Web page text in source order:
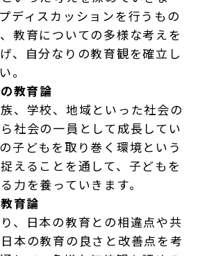
ディスカッションを行うもの
教育についての多様な考えを
、自分なりの教育観を確立し
。
教育論
、学校、地域といった社会の
社会の一員として成長してい
子どもを取り巻く環境という
えることを通して、子どもを
力を養っていきます。
育論
、日本の教育との相違点や共
本の教育の良さと改善点を考